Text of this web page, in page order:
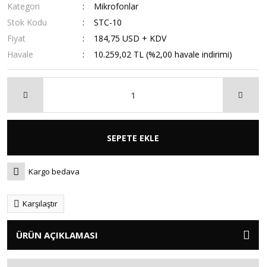
Kategori
Mikrofonlar
Stok Kodu
STC-10
Fiyat
184,75 USD + KDV
Havale
10.259,02 TL (%2,00 havale indirimi)
SEPETE EKLE
Kargo bedava
Karşılaştır
ÜRÜN AÇIKLAMASI